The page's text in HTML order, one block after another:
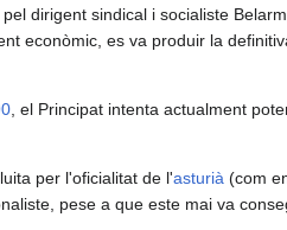
dirigent sindical i socialiste
econòmic, es va produir la
, el Principat intenta actualment
per l'oficialitat de l'asturià (com
pese a que este mai va